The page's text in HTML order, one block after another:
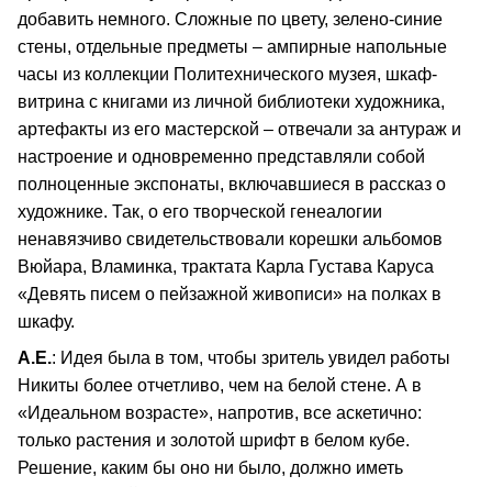
добавить немного. Сложные по цвету, зелено-синие
стены, отдельные предметы – ампирные напольные
часы из коллекции Политехнического музея, шкаф-
витрина с книгами из личной библиотеки художника,
артефакты из его мастерской – отвечали за антураж и
настроение и одновременно представляли собой
полноценные экспонаты, включавшиеся в рассказ о
художнике. Так, о его творческой генеалогии
ненавязчиво свидетельствовали корешки альбомов
Вюйара, Вламинка, трактата Карла Густава Каруса
«Девять писем о пейзажной живописи» на полках в
шкафу.
А.Е.: Идея была в том, чтобы зритель увидел работы
Никиты более отчетливо, чем на белой стене. А в
«Идеальном возрасте», напротив, все аскетично:
только растения и золотой шрифт в белом кубе.
Решение, каким бы оно ни было, должно иметь